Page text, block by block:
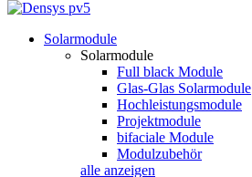
Solarmodule
Solarmodule
Full black Module
Glas-Glas Solarmodule
Hochleistungsmodule
Projektmodule
bifaciale Module
Modulzubehör
alle anzeigen